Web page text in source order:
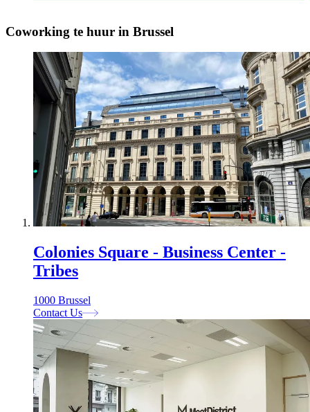
Coworking te huur in Brussel
Colonies Square - Business Center -
Tribes
1000 Brussel
Contact Us